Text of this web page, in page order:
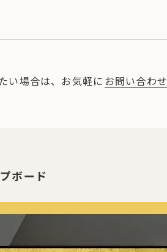
い場合は、お気軽に お問い合わせ
ボード